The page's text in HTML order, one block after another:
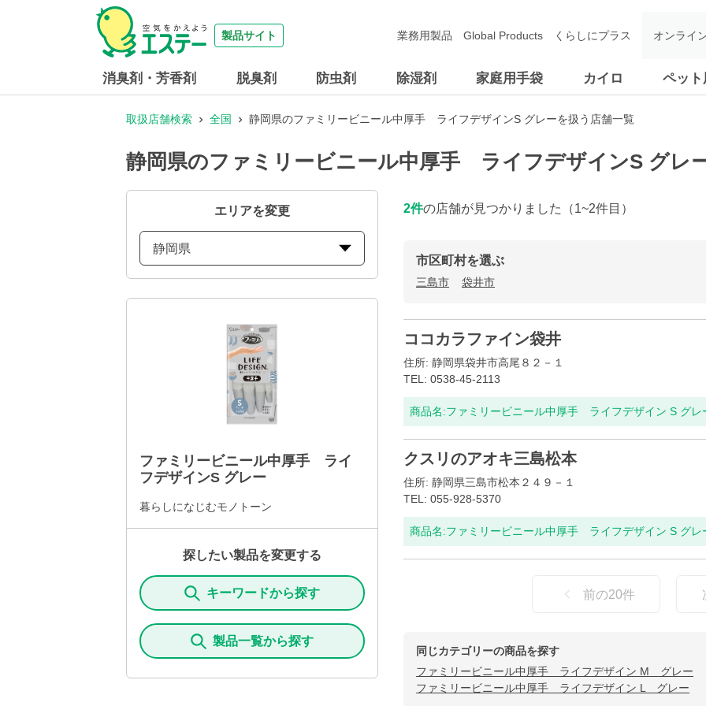
製品サイト
消臭剤・芳香剤 脱臭剤 防虫剤 除湿剤 家庭用手袋 カイロ ペット
業務用製品 Global Products くらしにプラス オンライ
取扱店舗検索 全国 静岡県のファミリービニール中厚手 ライフデザインS グレーを扱う店舗一覧
静岡県のファミリービニール中厚手 ライフデザインS グレ
エリアを変更
静岡県
ファミリービニール中厚手 ライ
フデザインS グレー
暮らしになじむモノトーン
探したい製品を変更する
キーワードから探す
製品一覧から探す
2件の店舗が見つかりました （1~2件目）
市区町村を選ぶ
三島市 袋井市
ココカラファイン袋井
住所: 静岡県袋井市高尾８２－１
TEL: 0538-45-2113
商品名:ファミリービニール中厚手 ライフデザイン S グレ
クスリのアオキ三島松本
住所: 静岡県三島市松本２４９－１
TEL: 055-928-5370
商品名:ファミリービニール中厚手 ライフデザイン S グレ
前の20件
同じカテゴリーの商品を探す
ファミリービニール中厚手 ライフデザイン M グレー
ファミリービニール中厚手 ライフデザイン L グレー